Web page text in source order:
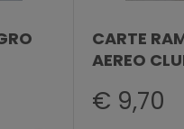
CARTE
AEREO
€ 9,70